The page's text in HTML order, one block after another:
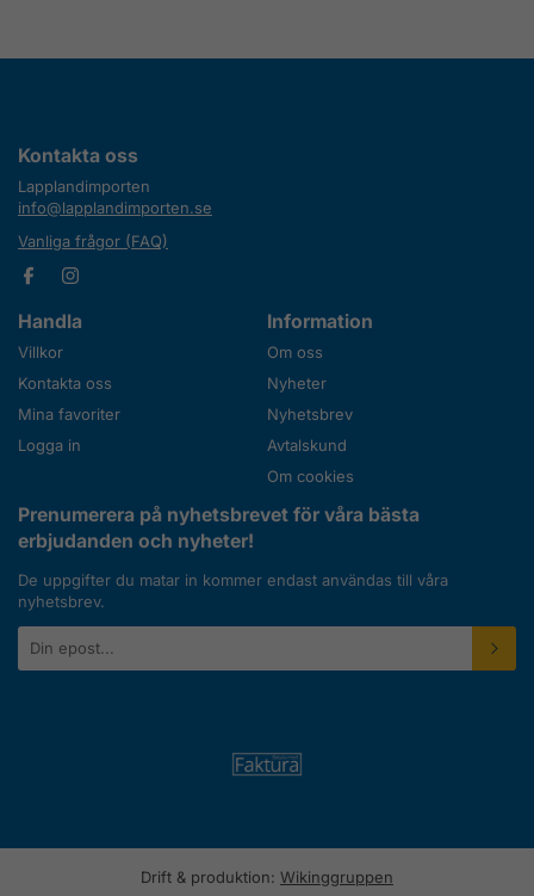
Kontakta oss
Lapplandimporten
info@lapplandimporten.se
Vanliga frågor (FAQ)
Handla
Villkor
Kontakta oss
Mina favoriter
Logga in
Information
Om oss
Nyheter
Nyhetsbrev
Avtalskund
Om cookies
Prenumerera på nyhetsbrevet för våra bästa
erbjudanden och nyheter!
De uppgifter du matar in kommer endast användas till våra
nyhetsbrev.
postadress
Drift & produktion: Wikinggruppen